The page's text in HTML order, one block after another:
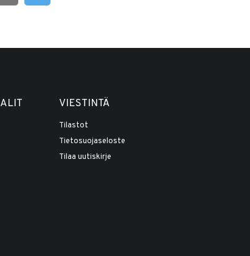
VIESTINTÄ
Tilastot
Tietosuojaseloste
Tilaa uutiskirje